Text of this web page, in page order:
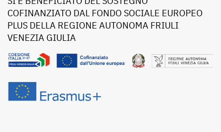
COFINANZIATO DAL FONDO SOCIALE EUROPEO
PLUS DELLA REGIONE AUTONOMA FRIULI
VENEZIA GIULIA